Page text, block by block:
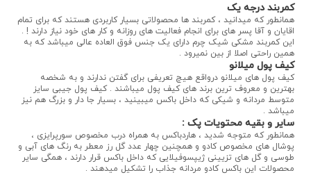
کمربند درجه یک
همانطور که میدانید ، کمربند ها محصولاتی بسیار کاربردی هستند که برای تمام
اقایان و آقا پسر های برای انجام فعالیت های روزانه و کار های خود نیاز دارند ! .
این کمربند مشکی شیک چرم دارای یک جنس فوق العاده عالی میباشد که به
همین راحتی اصلا از بین نمیرود .
کیف پول میلانو
کیف پول های میلانو درواقع هیچ تعریفی برای گفتن ندارند و به شخصه
بهترین و معروف ترین برند های کیف پول میباشند . کیف پول جیبی سایز
متوسط مردانه و شیکی که داخل باکس میبینید ، بسیار جا دار و بزرگ هم نیز
میباشد .
سایر و بقیه محتویات پک :
همانطور که متوجه شدید ، هاردباکس به همراه درب مخصوص سورپرایزی ،
پوشال های مخصوص کادو و همچنین چهار عدد گل رز معطر به رنگ های آبی و
طوسی و گل های تزیینی ژیپسوفیلایی که داخل باکس قرار دارند ، همگی سایر
محصولات این باکس کادو مردانه جذاب را تشکیل میدهند .